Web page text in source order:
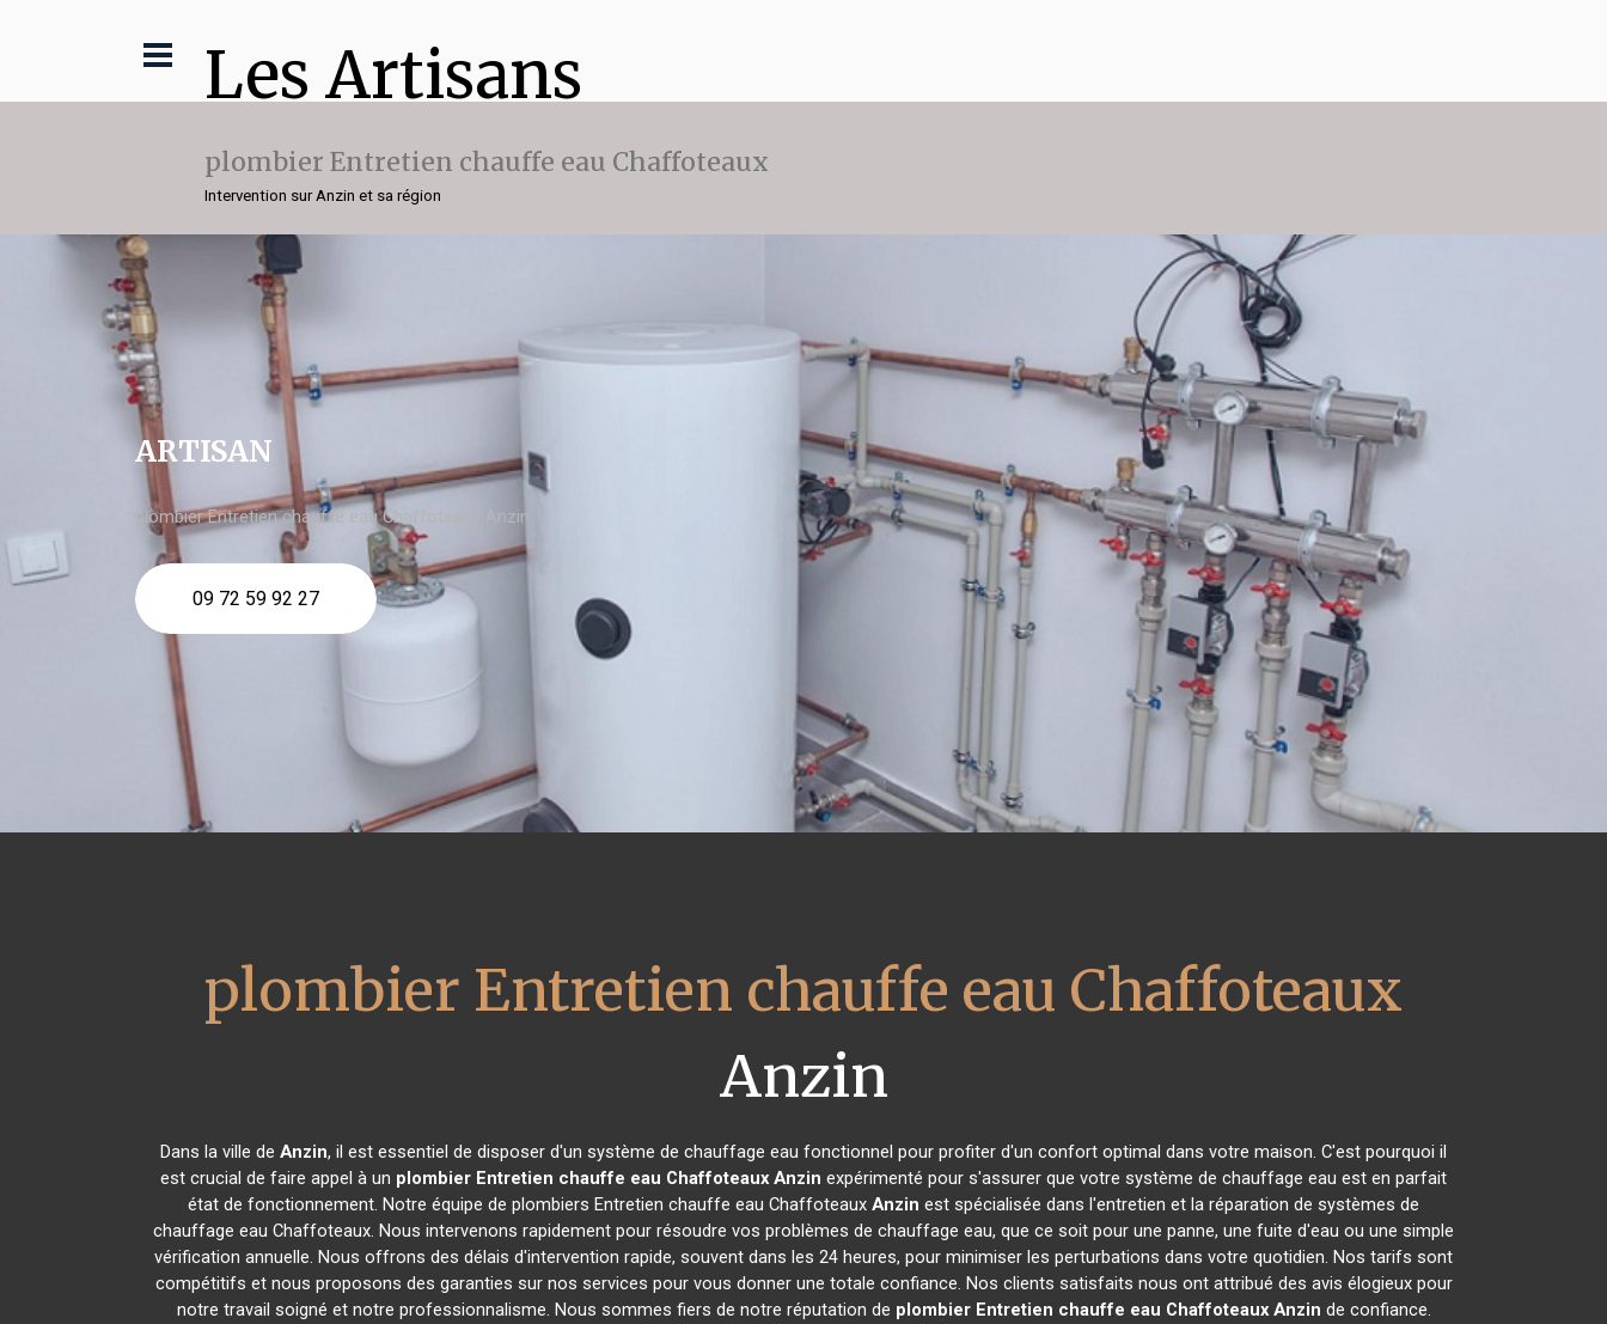
Les Artisans
plombier Entretien chauffe eau Chaffoteaux
Intervention sur Anzin et sa région
ARTISAN
plombier Entretien chauffe eau Chaffoteaux Anzin
09 72 59 92 27
plombier Entretien chauffe eau Chaffoteaux
Anzin
Dans la ville de Anzin, il est essentiel de disposer d'un système de chauffage eau fonctionnel pour profiter d'un confort optimal dans votre maison. C'est pourquoi il
est crucial de faire appel à un plombier Entretien chauffe eau Chaffoteaux Anzin expérimenté pour s'assurer que votre système de chauffage eau est en parfait
état de fonctionnement. Notre équipe de plombiers Entretien chauffe eau Chaffoteaux Anzin est spécialisée dans l'entretien et la réparation de systèmes de
chauffage eau Chaffoteaux. Nous intervenons rapidement pour résoudre vos problèmes de chauffage eau, que ce soit pour une panne, une fuite d'eau ou une simple
vérification annuelle. Nous offrons des délais d'intervention rapide, souvent dans les 24 heures, pour minimiser les perturbations dans votre quotidien. Nos tarifs sont
compétitifs et nous proposons des garanties sur nos services pour vous donner une totale confiance. Nos clients satisfaits nous ont attribué des avis élogieux pour
notre travail soigné et notre professionnalisme. Nous sommes fiers de notre réputation de plombier Entretien chauffe eau Chaffoteaux Anzin de confiance.